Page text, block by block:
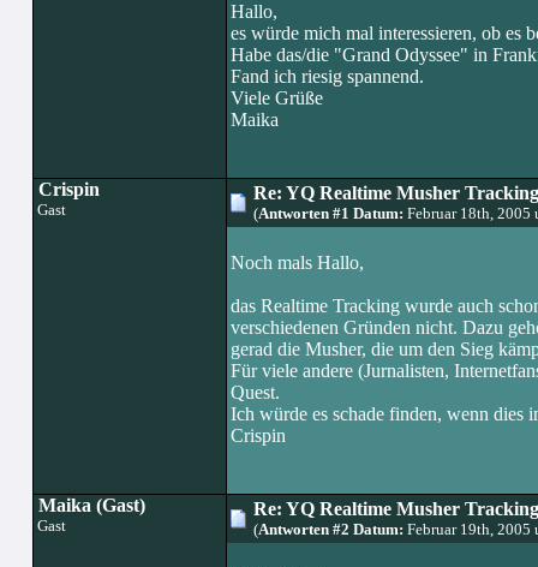
Hallo,
es würde mich mal interessieren, ob
Habe das/die "Grand Odyssee" in
Fand ich riesig spannend.
Viele Grüße
Maika
Crispin
Gast
Re: YQ Realtime Musher
(Antworten #1 Datum: Februar 18th, 2005
Noch mals Hallo,
das Realtime Tracking wurde auch
verschiedenen Gründen nicht. Dazu
gerad die Musher, die um den Sieg
Für viele andere (Jurnalisten,
Quest.
Ich würde es schade finden, wenn dies
Crispin
Maika (Gast)
Gast
Re: YQ Realtime Musher
(Antworten #2 Datum: Februar 19th, 2005